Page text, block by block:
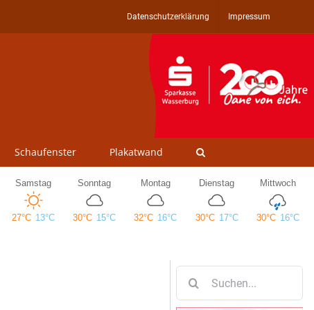
Datenschutzerklärung Impressum
Schaufenster Plakatwand
nach: